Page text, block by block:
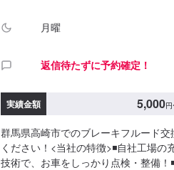
月曜
返信待たずに予約確定！
実績金額 5,000円
群馬県高崎市でのブレーキフルード
ください！<当社の特徴>◾自社工場
技術で、お車をしっかり点検・整備！